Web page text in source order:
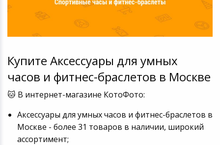
Купите Аксессуары для умных
часов и фитнес-браслетов в Москве
🐱 В интернет-магазине КотоФото:
Аксессуары для умных часов и фитнес-браслетов в
Москве - более 31 товаров в наличии, широкий
ассортимент;